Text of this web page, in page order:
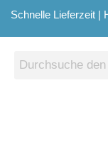
Schnelle Lieferzeit |